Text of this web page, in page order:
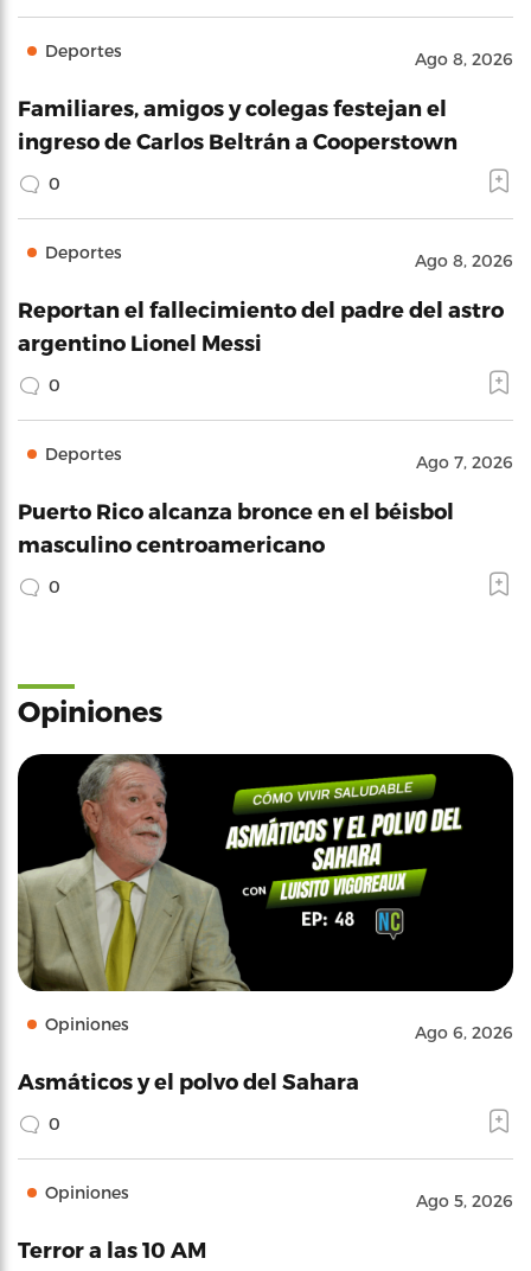
Deportes Ago 8, 2026
Familiares, amigos y colegas festejan el
ingreso de Carlos Beltrán a Cooperstown
0
Deportes Ago 8, 2026
Reportan el fallecimiento del padre del astro
argentino Lionel Messi
0
Deportes Ago 7, 2026
Puerto Rico alcanza bronce en el béisbol
masculino centroamericano
0
Opiniones
Opiniones Ago 6, 2026
Asmáticos y el polvo del Sahara
0
Opiniones Ago 5, 2026
Terror a las 10 AM